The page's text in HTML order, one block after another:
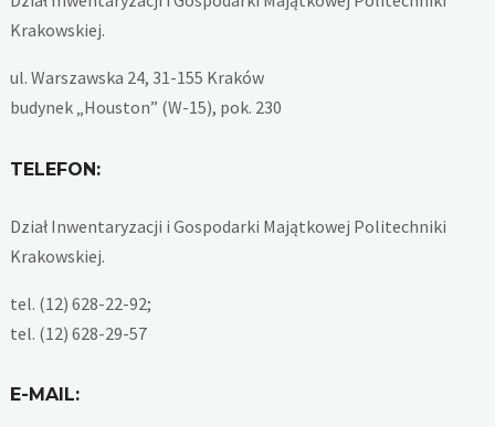
Krakowskiej.
ul. Warszawska 24, 31-155 Kraków
budynek „Houston” (W-15), pok. 230
TELEFON:
Dział Inwentaryzacji i Gospodarki Majątkowej Politechniki
Krakowskiej.
tel. (12) 628-22-92;
tel. (12) 628-29-57
E-MAIL: